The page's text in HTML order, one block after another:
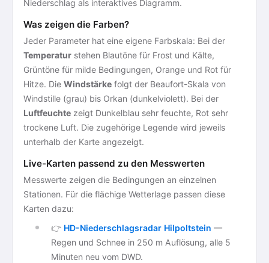
Niederschlag als interaktives Diagramm.
Was zeigen die Farben?
Jeder Parameter hat eine eigene Farbskala: Bei der
Temperatur stehen Blautöne für Frost und Kälte,
Grüntöne für milde Bedingungen, Orange und Rot für
Hitze. Die Windstärke folgt der Beaufort-Skala von
Windstille (grau) bis Orkan (dunkelviolett). Bei der
Luftfeuchte zeigt Dunkelblau sehr feuchte, Rot sehr
trockene Luft. Die zugehörige Legende wird jeweils
unterhalb der Karte angezeigt.
Live-Karten passend zu den Messwerten
Messwerte zeigen die Bedingungen an einzelnen
Stationen. Für die flächige Wetterlage passen diese
Karten dazu:
👉 HD-Niederschlagsradar Hilpoltstein —
Regen und Schnee in 250 m Auflösung, alle 5
Minuten neu vom DWD.